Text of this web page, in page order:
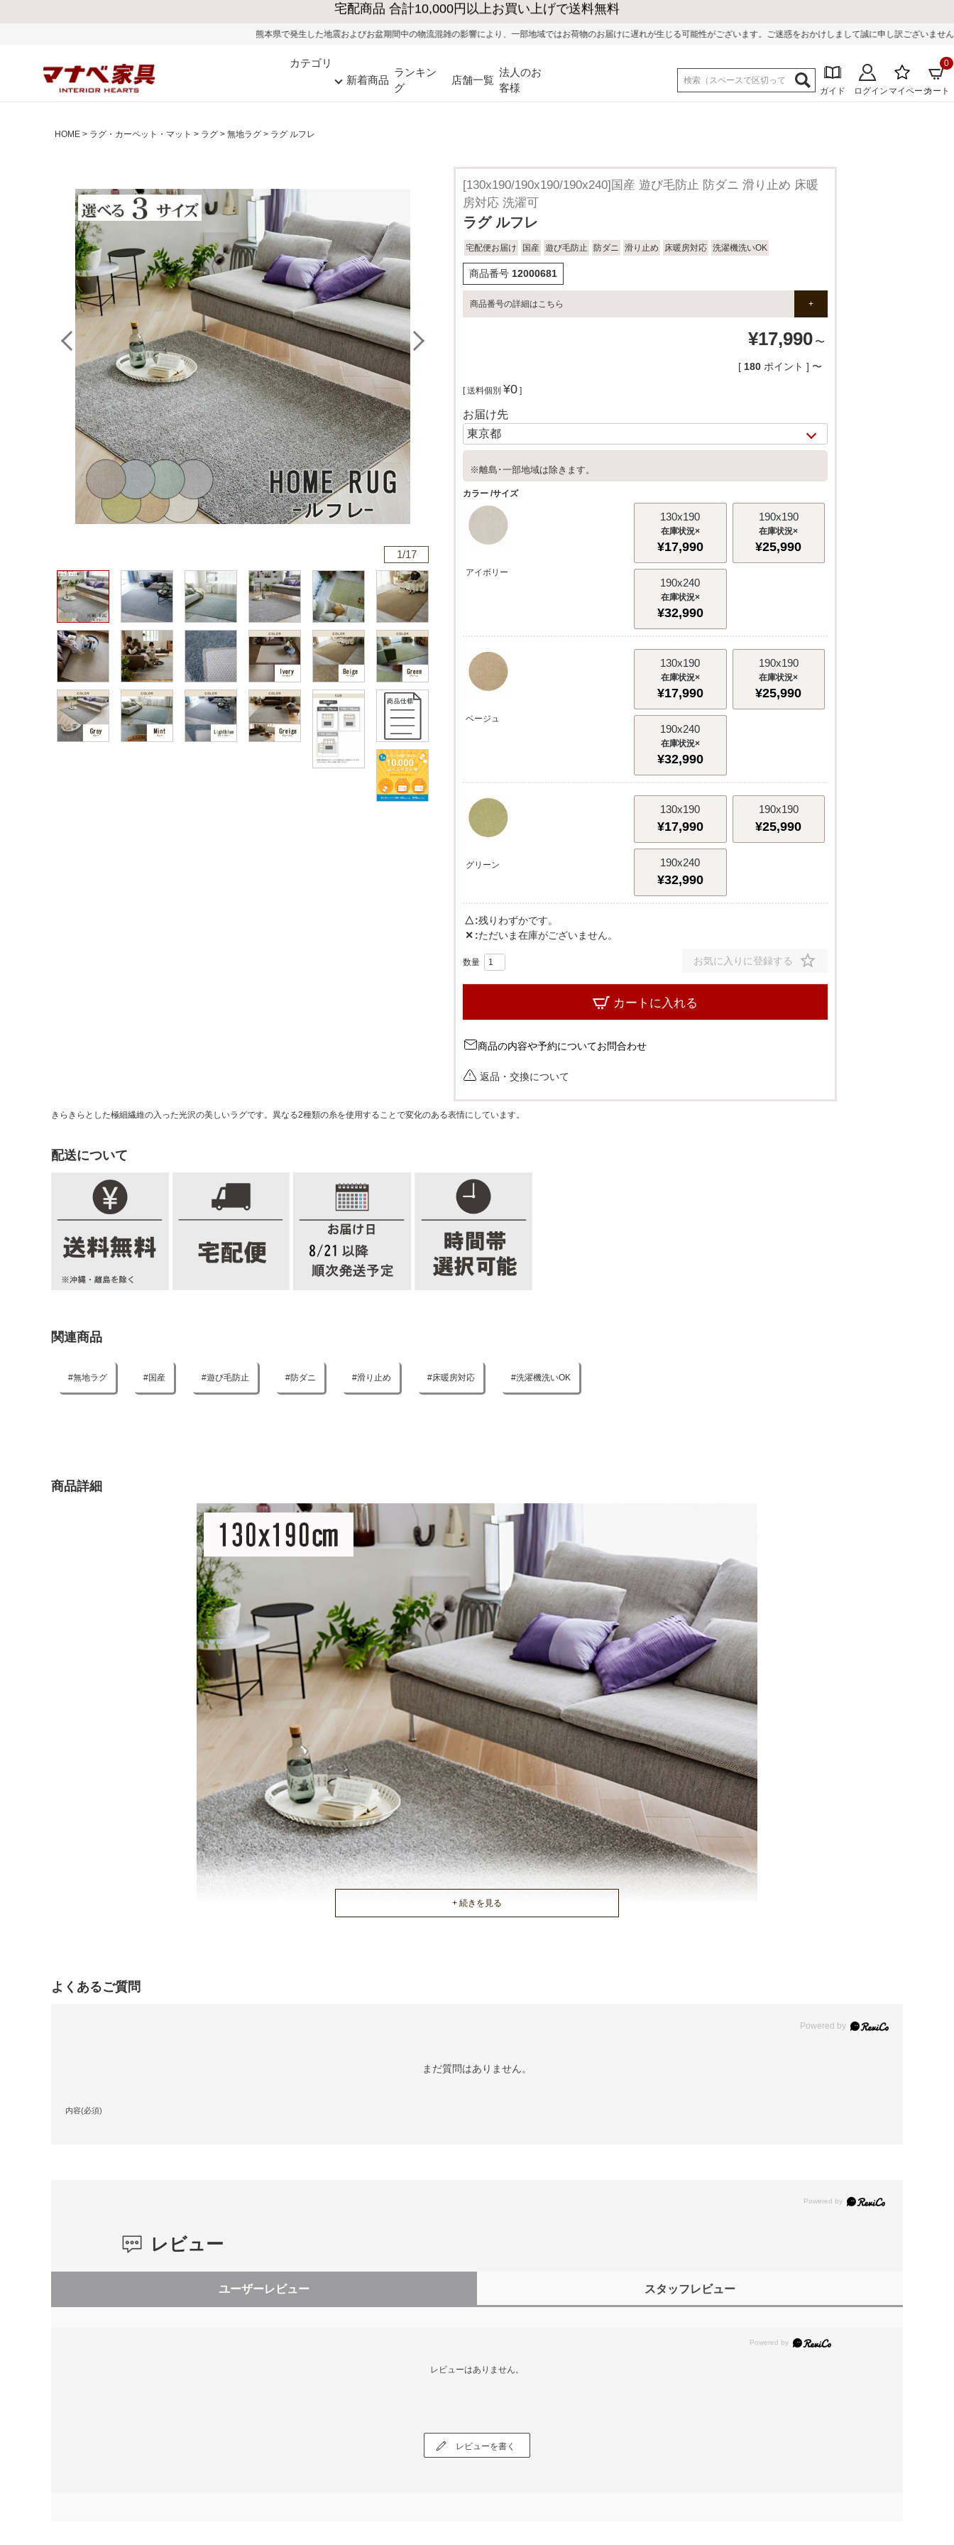
大型家具の送料・設置無料（※当社エリア）
熊本県で発生した地震およびお盆期間中の物流混雑の影響により、一部地域ではお荷物のお届けに遅れが生じる可能性がございます。ご迷惑をおかけしまして誠に申し訳ございません。
カテゴリ
新着商品
ランキン
グ
店舗一覧
法人のお
客様
ガイド ログイン マイページカート
0
HOME ラグ・カーペット・マット ラグ 無地ラグ ラグ ルフレ
1/17 2/17
[130x190/190x190/190x240]国産 遊び毛防止 防ダニ 滑り止め 床暖
房対応 洗濯可
ラグ ルフレ
宅配便お届け 国産 遊び毛防止 防ダニ 滑り止め 床暖房対応 洗濯機洗いOK
商品番号 12000681
商品番号の詳細はこちら
¥17,990 〜
[ 180 ポイント ] 〜
送料個別 ¥0
お届け先
※離島･一部地域は除きます。
カラー サイズ
アイボリー
130x190
×
¥17,990
190x190
×
¥25,990
190x240
×
¥32,990
ベージュ
130x190
×
¥17,990
190x190
×
¥25,990
190x240
×
¥32,990
グリーン
130x190
¥17,990
190x190
¥25,990
190x240
¥32,990
グレー
17,990 ¥25,990
190x240
×
ライトブルー
△ 残りわずかです。
✕ ただいま在庫がございません。
お気に入りに登録する
カートに入れる
商品の内容や予約についてお問合わせ
返品・交換について
きらきらとした極細繊維の入った光沢の美しいラグです。異なる2種類の糸を使用することで変化のある表情にしています。
配送について
関連商品
無地ラグ 国産 遊び毛防止 防ダニ 滑り止め 床暖房対応 洗濯機洗いOK
商品詳細
よくあるご質問
Powered by
まだ質問はありません。
内容(必須)
レビュー
ユーザーレビュー スタッフレビュー
レビューはありません。
レビューを書く